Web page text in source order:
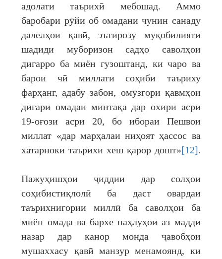
адолати таърихӣ мебошад. Аммо
баробари рӯйи об омадани чунин санаду
далелҳои қавӣ, эътирозу муқобилияти
шадиди муборизон садҳо саволҳои
дигарро ба миён гузоштанд, ки чаро ва
барои чӣ миллати соҳиби таъриху
фарҳанг, адабу забон, омӯзгори қавмҳои
дигари омадаи минтақа дар охири асри
19-оғози асри 20, бо ибораи Пешвои
миллат «дар марҳалаи ниҳоят ҳассос ва
хатарноки таърихи хеш қарор дошт»[12].
Пажуҳишҳои ҷиддии дар солҳои
соҳибистиқлолӣ ба даст овардаи
таърихнигории миллӣ ба саволҳои ба
миён омада ва бархе паҳлуҳои аз мадди
назар дар канор монда ҷавобҳои
мушаххасу қавӣ манзур менамоянд, ки